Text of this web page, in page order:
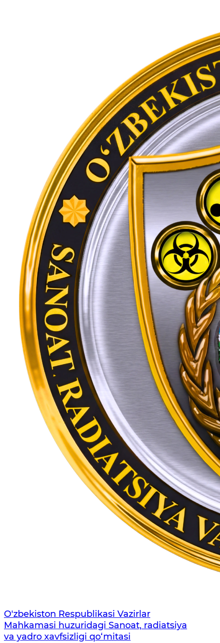
O'zbekiston Respublikasi Vazirlar
Mahkamasi huzuridagi Sanoat, radiatsiya
va yadro xavfsizligi qo‘mitasi